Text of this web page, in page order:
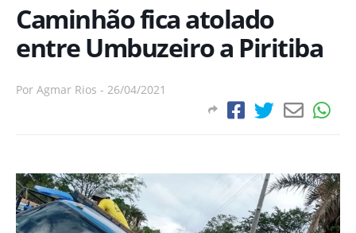
Caminhão fica atolado
entre Umbuzeiro a Piritiba
Por Agmar Rios - 26/04/2021